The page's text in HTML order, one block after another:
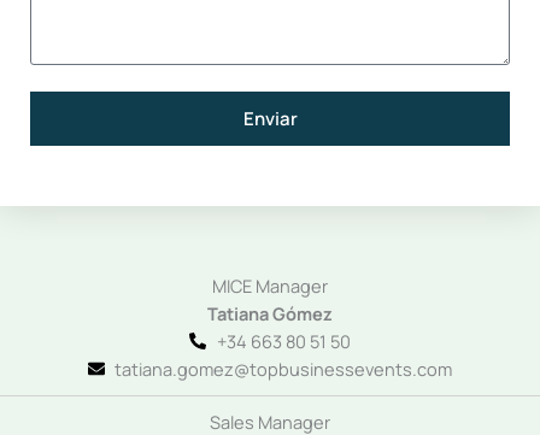
Enviar
MICE Manager
Tatiana Gómez
+34 663 80 51 50
tatiana.gomez@topbusinessevents.com
Sales Manager